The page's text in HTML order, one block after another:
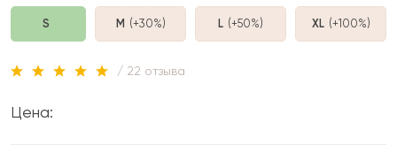
S M (+30%) L (+50%) XL (+100%)
/ 22 отзыва
Цена: